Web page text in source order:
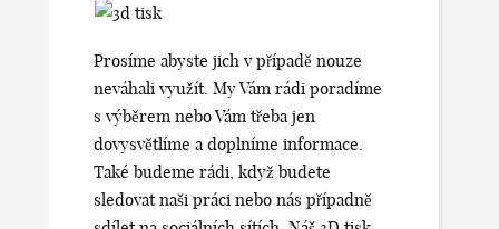
Prosíme abyste jich v případě nouze
neváhali využít. My Vám rádi poradíme
s výběrem nebo Vám třeba jen
dovysvětlíme a doplníme informace.
Také budeme rádi, když budete
sledovat naši práci nebo nás případně